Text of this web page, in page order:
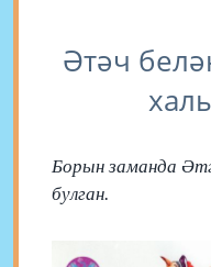
Әтәч
Борын заманда
булган.